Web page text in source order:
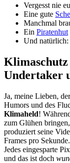
Vergesst nie
Eine gute
Manchmal
Ein Piratenhut
Und
Undertaker
Ja, meine Lieben,
Humors und des
Klimaheld!
zum Glühen
produziert seine
Frames pro
Jedes eingesparte
und das ist doch